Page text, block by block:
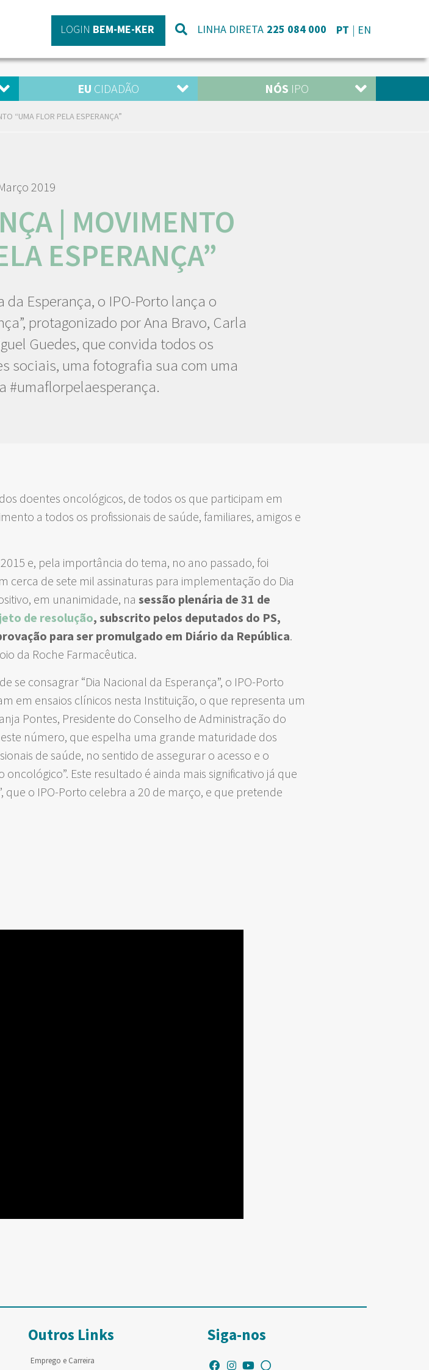
LOGIN BEM-ME-KER LINHA DIRETA 225 084 000 PT EN
EU CIDADÃO NÓS IPO
“UMA FLOR PELA ESPERANÇA”
2019
| MOVIMENTO
ESPERANÇA”
da Esperança, o IPO-Porto lança o
protagonizado por Ana Bravo, Carla
Guedes, que convida todos os
sociais, uma fotografia sua com uma
#umaflorpelaesperança.
doentes oncológicos, de todos os que participam em
a todos os profissionais de saúde, familiares, amigos e
e, pela importância do tema, no ano passado, foi
cerca de sete mil assinaturas para implementação do Dia
em unanimidade, na sessão plenária de 31 de
de resolução, subscrito pelos deputados do PS,
para ser promulgado em Diário da República.
da Roche Farmacêutica.
se consagrar “Dia Nacional da Esperança”, o IPO-Porto
em ensaios clínicos nesta Instituição, o que representa um
Pontes, Presidente do Conselho de Administração do
número, que espelha uma grande maturidade dos
de saúde, no sentido de assegurar o acesso e o
Este resultado é ainda mais significativo já que
que o IPO-Porto celebra a 20 de março, e que pretende
Outros Links
Emprego e Carreira
Siga-nos